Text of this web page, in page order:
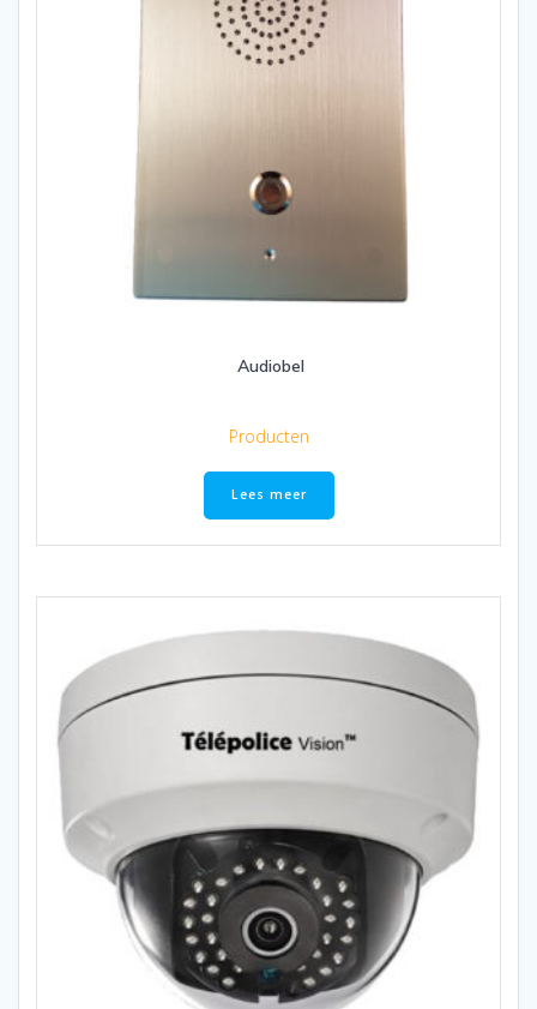
Audiobel
Producten
Lees meer